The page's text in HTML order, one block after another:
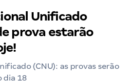
Unificado
prova estarão
(CNU): as provas serão
dia 18